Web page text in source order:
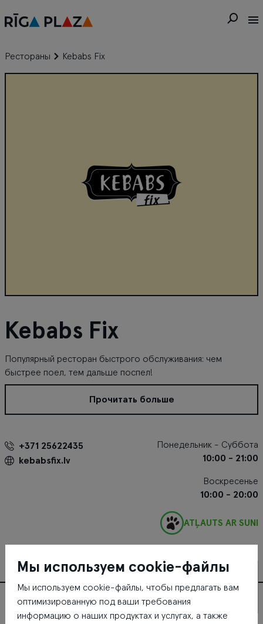
Рестораны Kebabs Fix
Kebabs Fix
Популярный ресторан быстрого обслуживания: чем
быстрее поел, тем дальше поспел!
Прочитать больше
+371 25622435
kebabsfix.lv
Понедельник - Суббота
10:00 - 21:00
Воскресенье
10:00 - 20:00
ATĻAUTS AR SUNI
На 02.
Где находится Kebabs Fix
Мы используем cookie-файлы
Мы используем cookie-файлы, чтобы предлагать вам
оптимизированную под ваши требования
информацию о наших продуктах и услугах, а также